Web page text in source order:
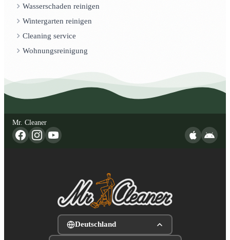
Wasserschaden reinigen
Wintergarten reinigen
Cleaning service
Wohnungsreinigung
Mr. Cleaner
Deutschland